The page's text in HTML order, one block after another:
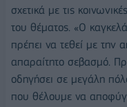
σχετικά με τις
του θέματος. «Ο
πρέπει να τεθεί με την
απαραίτητο σεβασμό.
οδηγήσει σε μεγάλη
που θέλουμε να